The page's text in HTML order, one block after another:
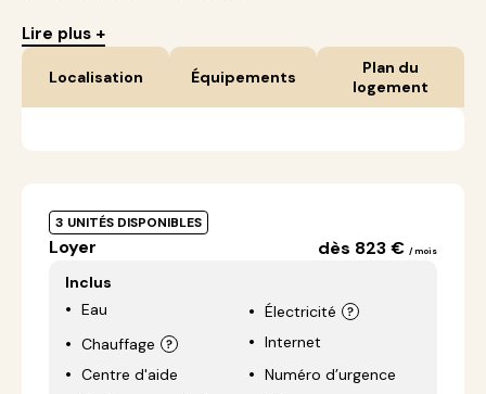
Lire plus +
Localisation Équipements
Plan du
logement
3 UNITÉS DISPONIBLES
Loyer dès 823 € / mois
Inclus
Eau
Électricité
Chauffage
Internet
Centre d'aide
Numéro d’urgence